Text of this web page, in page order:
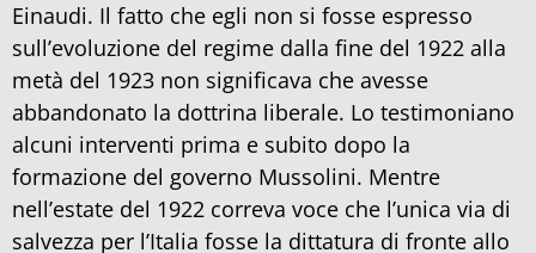
Einaudi. Il fatto che egli non si fosse espresso
sull’evoluzione del regime dalla fine del 1922 alla
metà del 1923 non significava che avesse
abbandonato la dottrina liberale. Lo testimoniano
alcuni interventi prima e subito dopo la
formazione del governo Mussolini. Mentre
nell’estate del 1922 correva voce che l’unica via di
salvezza per l’Italia fosse la dittatura di fronte allo